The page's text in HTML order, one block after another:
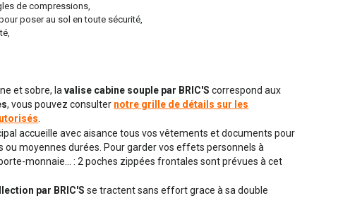
de compressions,
poser au sol en toute sécurité,
et sobre, lavalise cabine souple par BRIC'S correspond aux
, vous pouvez consulter notre grille de détails sur les
accueille avec aisance tous vos vêtements et documents pour
ou moyennes durées. Pour garder vos effets personnels à
monnaie... : 2 poches zippées frontales sont prévues à cet
par BRIC'S se tractent sans effort grace à sa double